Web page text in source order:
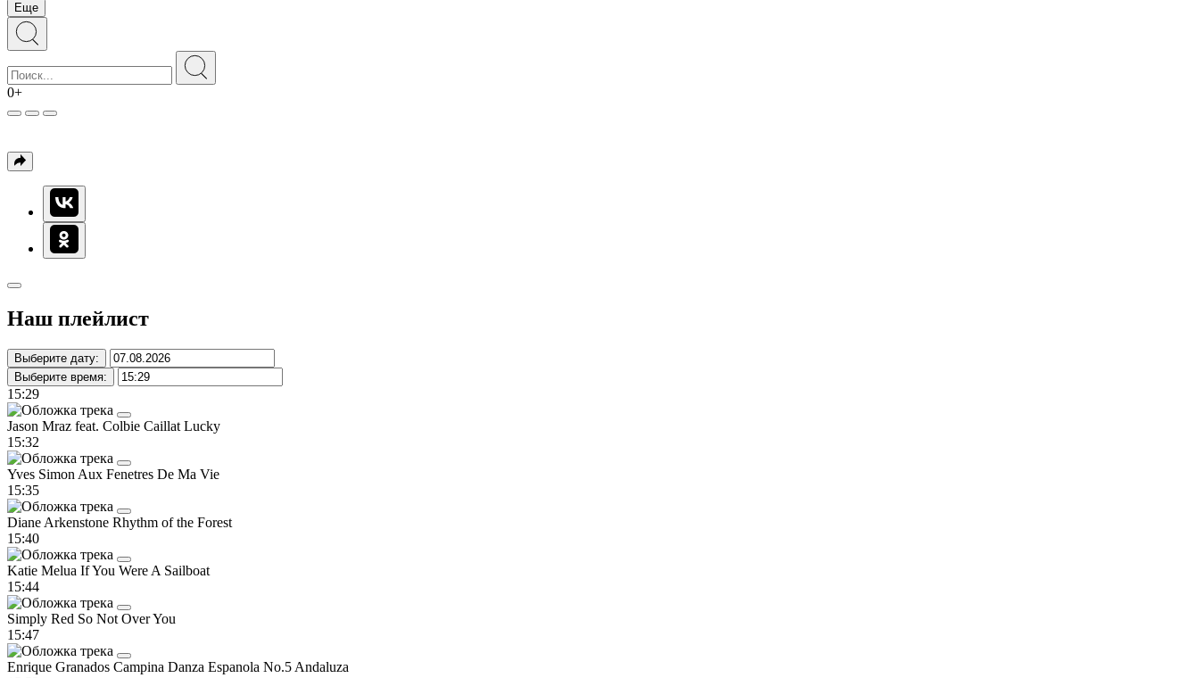
Еще
0+
Наш плейлист
Выберите дату:
Выберите время:
15:29
Jason Mraz feat. Colbie Caillat Lucky
15:32
Yves Simon Aux Fenetres De Ma Vie
15:35
Diane Arkenstone Rhythm of the Forest
15:40
Katie Melua If You Were A Sailboat
15:44
Simply Red So Not Over You
15:47
Enrique Granados Campina Danza Espanola No.5 Andaluza